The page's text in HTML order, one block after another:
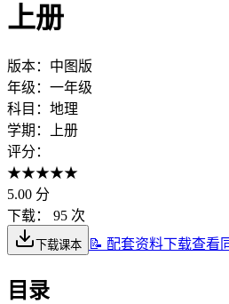
上册
版本： 中图版
年级： 一年级
科目： 地理
学期：
上册
评分：
★★★★★
5.00 分
下载：
95 次
下载课本 📝 配套资料下载查看
目录